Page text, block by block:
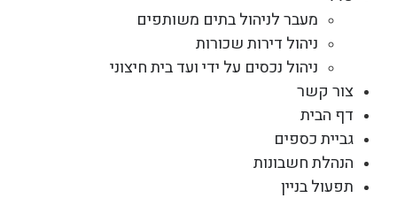
מעבר לניהול בתים משותפים
ניהול דירות שכורות
ניהול נכסים על ידי ועד בית חיצוני
צור קשר
דף הבית
גביית כספים
הנהלת חשבונות
תפעול בניין